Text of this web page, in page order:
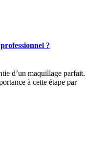
?
d’un maquillage parfait.
à cette étape par